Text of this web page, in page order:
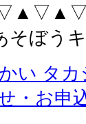
そぼう
い タ
・お申